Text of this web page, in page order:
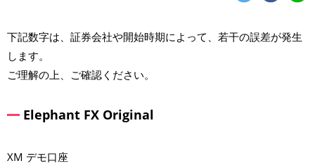
の
果
下記数字は、証券会社や開始時期によって、若干の誤差が発生
します。
ご理解の上、ご確認ください。
Elephant FX Original
XM デモ口座